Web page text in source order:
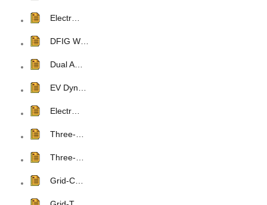
Electr…
DFIG W…
Dual A…
EV Dyn…
Electr…
Three-…
Three-…
Grid-C…